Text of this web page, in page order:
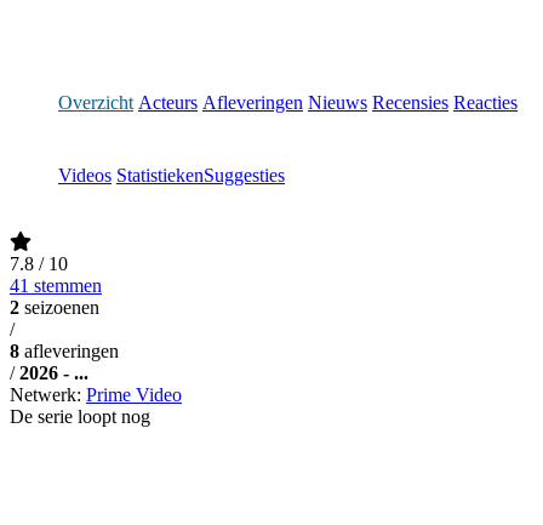
Overzicht Acteurs Afleveringen Nieuws Recensies Reacties
Videos StatistiekenSuggesties
7.8 / 10
41 stemmen
2 seizoenen
/
8 afleveringen
/ 2026 - ...
Netwerk: Prime Video
De serie loopt nog